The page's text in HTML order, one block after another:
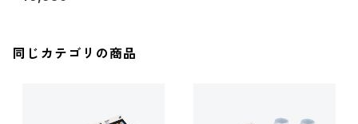
同じカテゴリの商品